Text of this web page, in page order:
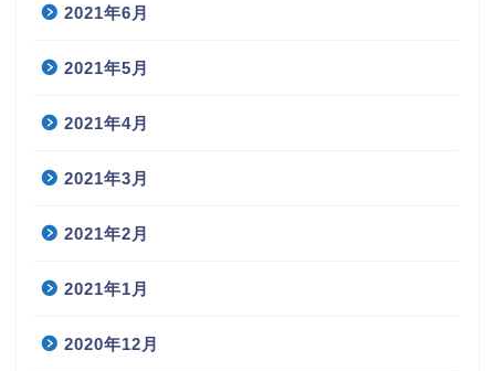
2021年6月
2021年5月
2021年4月
2021年3月
2021年2月
2021年1月
2020年12月